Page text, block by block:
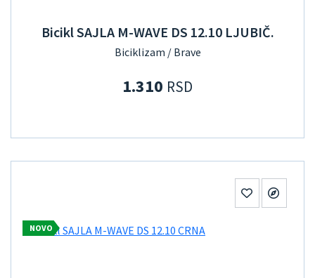
Bicikl SAJLA M-WAVE DS 12.10 LJUBIČ.
Biciklizam / Brave
1.310 RSD
NOVO